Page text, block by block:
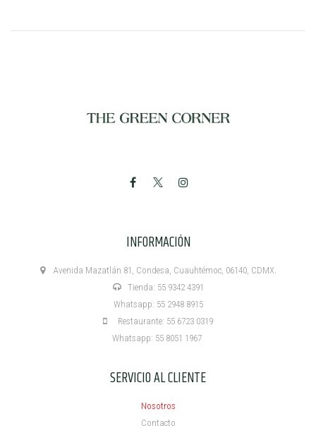
INFORMACIÓN
Avenida Mazatlán 81, Condesa, Cuauhtémoc, 06140, CDMX.
Tienda: 55 9342 4391
Whatsapp: 55 2948 8915
Restaurante: 55 6723 0319
Whatsapp: 55 8051 1967
SERVICIO AL CLIENTE
Nosotros
Contacto